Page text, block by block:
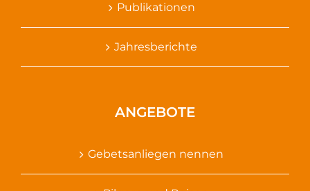
Publikationen
Jahresberichte
ANGEBOTE
Gebetsanliegen nennen